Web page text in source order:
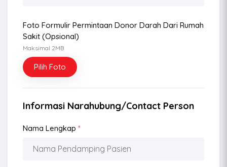
Foto Formulir Permintaan Donor Darah Dari Rumah
Sakit (opsional)
Maksimal 2MB
Pilih Foto
Informasi Narahubung/Contact Person
Nama Lengkap *